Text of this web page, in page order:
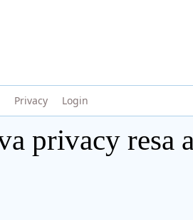
Privacy Login
privacy resa